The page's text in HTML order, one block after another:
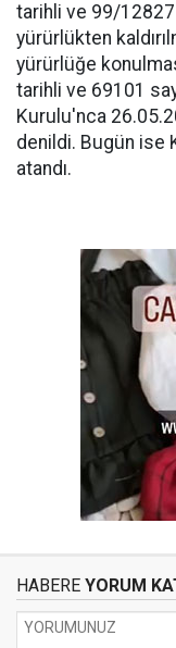
tarihli ve 99/12827
yürürlükten
yürürlüğe
tarihli ve 69101
Kurulu'nca
denildi. Bugün ise
atandı.
HABERE YORUM